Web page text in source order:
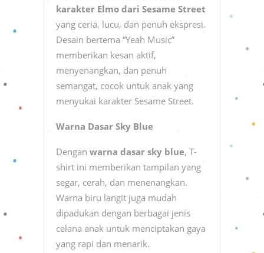
karakter Elmo dari Sesame Street
yang ceria, lucu, dan penuh ekspresi.
Desain bertema “Yeah Music”
memberikan kesan aktif,
menyenangkan, dan penuh
semangat, cocok untuk anak yang
menyukai karakter Sesame Street.
Warna Dasar Sky Blue
Dengan warna dasar sky blue, T-
shirt ini memberikan tampilan yang
segar, cerah, dan menenangkan.
Warna biru langit juga mudah
dipadukan dengan berbagai jenis
celana anak untuk menciptakan gaya
yang rapi dan menarik.